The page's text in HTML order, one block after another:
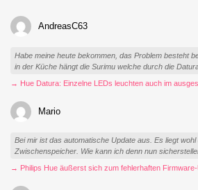
AndreasC63
Habe meine heute bekommen, das Problem besteht
in der Küche hängt die Surimu welche durch die
→ Hue Datura: Einzelne LEDs leuchten auch im
Mario
Bei mir ist das automatische Update aus. Es liegt
Zwischenspeicher. Wie kann ich denn nun
→ Philips Hue äußerst sich zum fehlerhaften